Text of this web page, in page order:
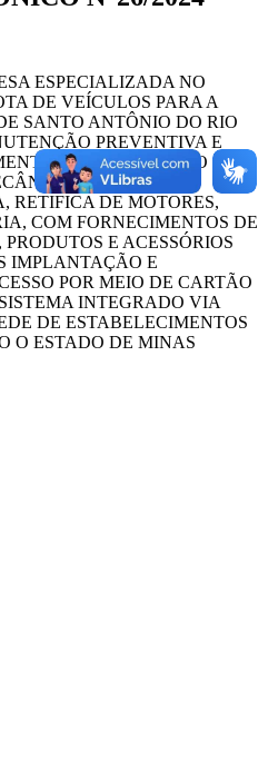
ESPECIALIZADA NO
DE VEÍCULOS PARA A
SANTO ANTÔNIO DO RIO
PREVENTIVA E
E ALINHAMENTO
ELÉTRICOS,
RETIFICA DE MOTORES,
COM FORNECIMENTOS DE
E ACESSÓRIOS
IMPLANTAÇÃO E
POR MEIO DE CARTÃO
INTEGRADO VIA
DE ESTABELECIMENTOS
O ESTADO DE MINAS